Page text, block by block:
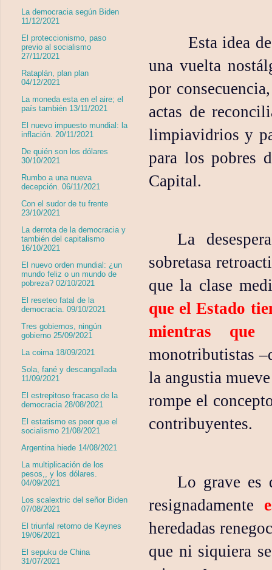
Esta idea
una vuelta
por
actas de
limpiavidrios y
para los pobres
Capital.
La
sobretasa
que la clase
que el Estado
mientras que
monotributistas
la angustia
rompe el
contribuyentes.
Lo grave es
resignadamente
heredadas
que ni siquiera
La democracia según Biden
11/12/2021
El proteccionismo, paso
previo al socialismo
27/11/2021
Rataplán, plan plan
04/12/2021
La moneda esta en el aire; el
país también 13/11/2021
El nuevo impuesto mundial: la
inflación. 20/11/2021
De quién son los dólares
30/10/2021
Rumbo a una nueva
decepción. 06/11/2021
Con el sudor de tu frente
23/10/2021
La derrota de la democracia y
también del capitalismo
16/10/2021
El nuevo orden mundial: ¿un
mundo feliz o un mundo de
pobreza? 02/10/2021
El reseteo fatal de la
democracia. 09/10/2021
Tres gobiernos, ningún
gobierno 25/09/2021
La coima 18/09/2021
Sola, fané y descangallada
11/09/2021
El estrepitoso fracaso de la
democracia 28/08/2021
El estatismo es peor que el
socialismo 21/08/2021
Argentina hiede 14/08/2021
La multiplicación de los
pesos,, y los dólares.
04/09/2021
Los scalextric del señor Biden
07/08/2021
El triunfal retorno de Keynes
19/06/2021
El sepuku de China
31/07/2021